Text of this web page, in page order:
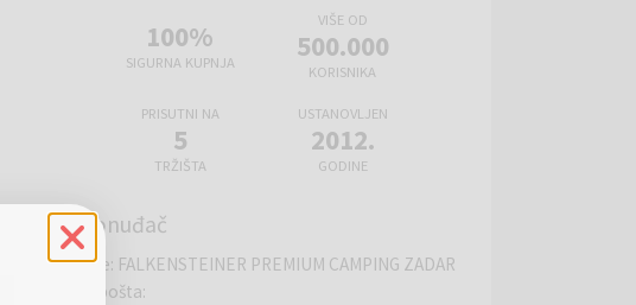
100%
SIGURNA KUPNJA
VIŠE OD
500.000
KORISNIKA
PRISUTNI NA
5
TRŽIŠTA
USTANOVLJEN
2012.
GODINE
Ponuđač
Ime: FALKENSTEINER PREMIUM CAMPING ZADAR
E-pošta: